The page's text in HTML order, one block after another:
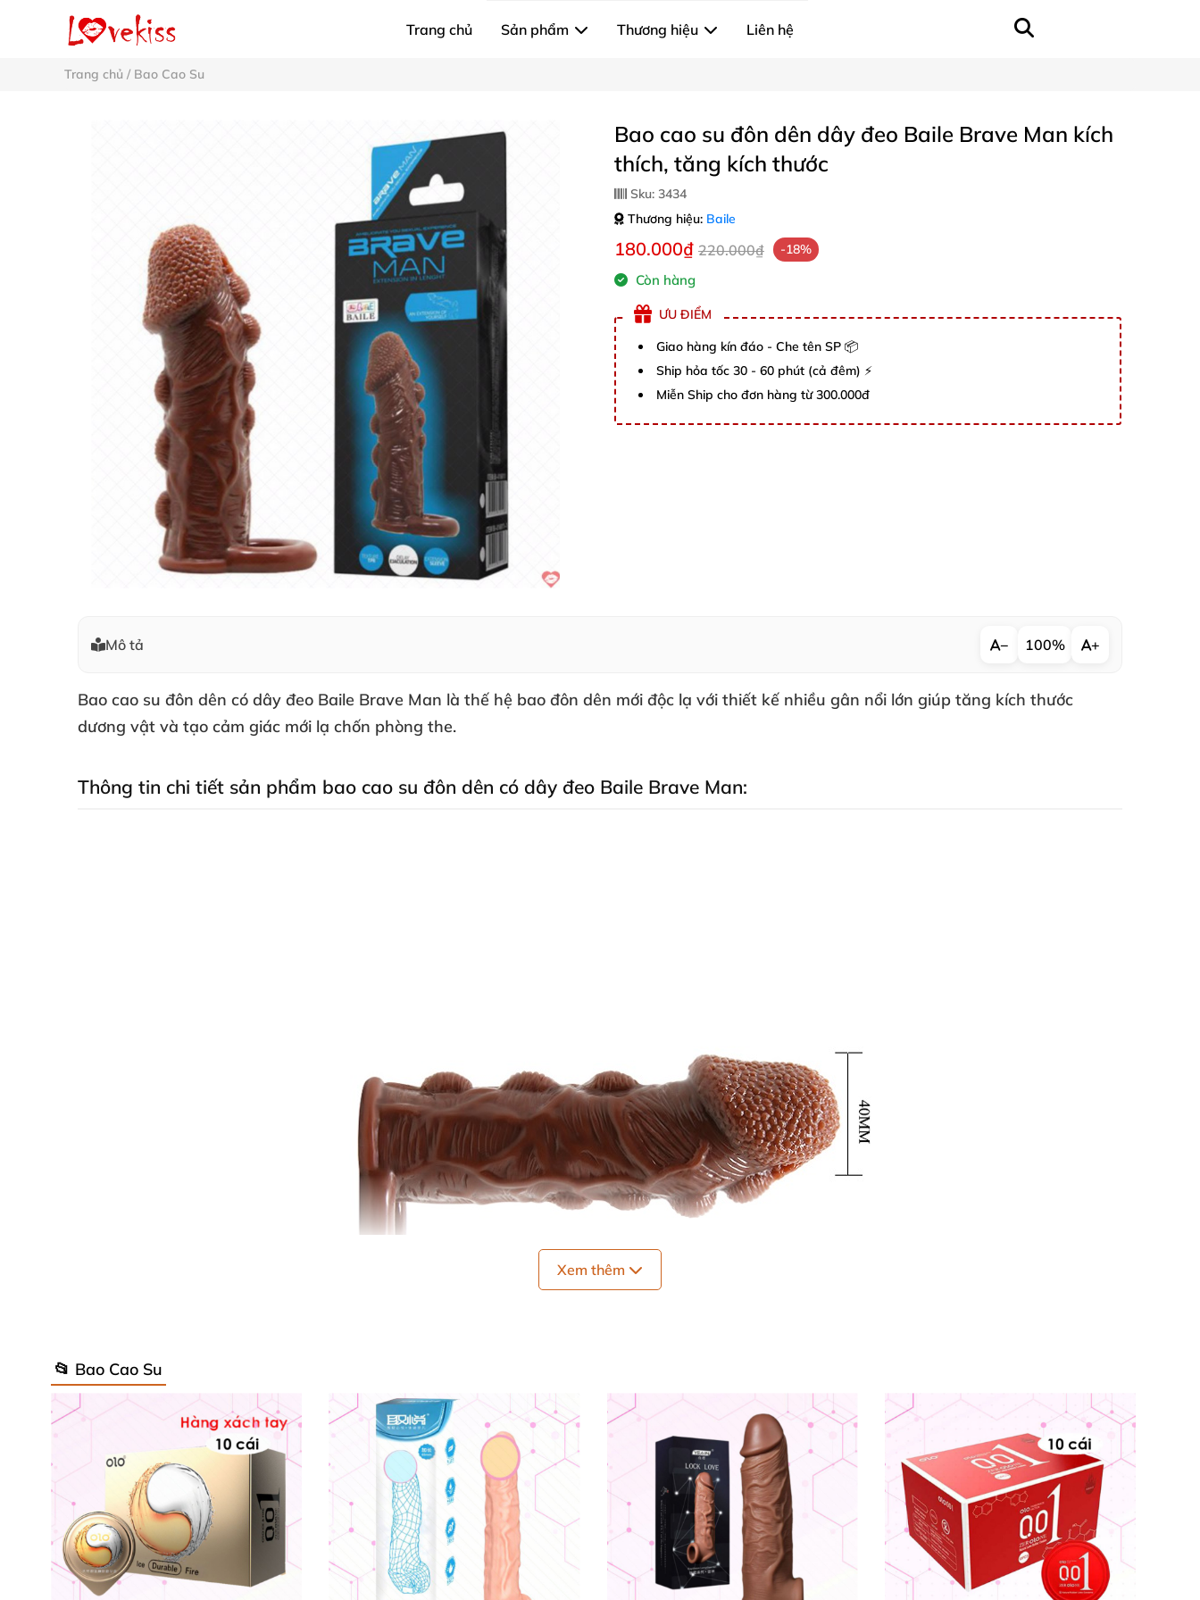
Trang chủ Sản phẩm Thương hiệu Liên hệ
Trang chủ / Bao Cao Su
Bao cao su đôn dên dây đeo Baile Brave Man kích
thích, tăng kích thước
Sku: 3434
Thương hiệu: Baile
180.000₫ 220.000₫ -18%
Còn hàng
ƯU ĐIỂM
Giao hàng kín đáo - Che tên SP 📦
Ship hỏa tốc 30 - 60 phút (cả đêm) ⚡
Miễn Ship cho đơn hàng từ 300.000đ
Mô tả − 100% +
Bao cao su đôn dên có dây đeo Baile Brave Man là thế hệ bao đôn dên mới độc lạ với thiết kế nhiều gân nổi lớn giúp tăng kích thước
dương vật và tạo cảm giác mới lạ chốn phòng the.
Thông tin chi tiết sản phẩm bao cao su đôn dên có dây đeo Baile Brave Man:
Bao cao su đôn dên có dây đeo Baile Brave man kích thước
Thương hiệu: Baile
Dạng sản phẩm: Bao cao su đôn dên
Xem thêm
📂 Bao Cao Su